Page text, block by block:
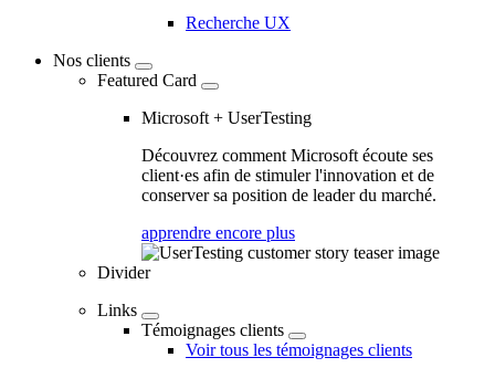
Recherche UX
Nos clients
Featured Card
Microsoft + UserTesting
Découvrez comment Microsoft écoute ses
client·es afin de stimuler l'innovation et de
conserver sa position de leader du marché.
apprendre encore plus
Divider
Links
Témoignages clients
Voir tous les témoignages clients